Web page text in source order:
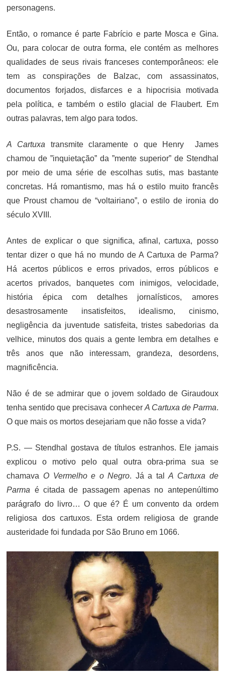
personagens.
Então, o romance é parte Fabrício e parte Mosca e Gina.
Ou, para colocar de outra forma, ele contém as melhores
qualidades de seus rivais franceses contemporâneos: ele
tem as conspirações de Balzac, com assassinatos,
documentos forjados, disfarces e a hipocrisia motivada
pela política, e também o estilo glacial de Flaubert. Em
outras palavras, tem algo para todos.
A Cartuxa transmite claramente o que Henry James
chamou de ”inquietação” da ”mente superior” de Stendhal
por meio de uma série de escolhas sutis, mas bastante
concretas. Há romantismo, mas há o estilo muito francês
que Proust chamou de “voltairiano”, o estilo de ironia do
século XVIII.
Antes de explicar o que significa, afinal, cartuxa, posso
tentar dizer o que há no mundo de A Cartuxa de Parma?
Há acertos públicos e erros privados, erros públicos e
acertos privados, banquetes com inimigos, velocidade,
história épica com detalhes jornalísticos, amores
desastrosamente insatisfeitos, idealismo, cinismo,
negligência da juventude satisfeita, tristes sabedorias da
velhice, minutos dos quais a gente lembra em detalhes e
três anos que não interessam, grandeza, desordens,
magnificência.
Não é de se admirar que o jovem soldado de Giraudoux
tenha sentido que precisava conhecer A Cartuxa de Parma.
O que mais os mortos desejariam que não fosse a vida?
P.S. — Stendhal gostava de títulos estranhos. Ele jamais
explicou o motivo pelo qual outra obra-prima sua se
chamava O Vermelho e o Negro. Já a talA Cartuxa de
Parma é citada de passagem apenas no antepenúltimo
parágrafo do livro… O que é? É um convento da ordem
religiosa dos cartuxos. Esta ordem religiosa de grande
austeridade foi fundada por São Bruno em 1066.